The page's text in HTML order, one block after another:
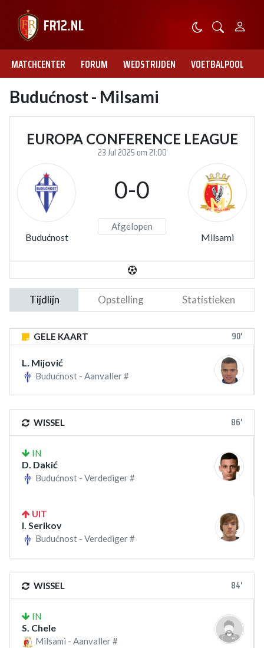
MATCHCENTER FORUM WEDSTRIJDEN VOETBALPOOL
Budućnost - Milsami
EUROPA CONFERENCE LEAGUE
23 Jul 2025 om 21:00
Budućnost
0-0
Afgelopen
Milsami
Tijdlijn Opstelling Statistieken
GELE KAART 90'
L. Mijović
Budućnost - Aanvaller #
WISSEL 86'
IN
D. Dakić
Budućnost - Verdediger #
UIT
I. Serikov
Budućnost - Verdediger #
WISSEL 84'
IN
S. Chele
Milsami - Aanvaller #